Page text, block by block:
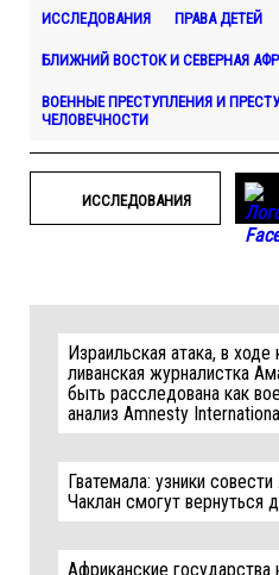
ИССЛЕДОВАНИЯ ПРАВА ДЕТЕЙ
БЛИЖНИЙ ВОСТОК И СЕВЕРНАЯ
ВОЕННЫЕ ПРЕСТУПЛЕНИЯ И
ЧЕЛОВЕЧНОСТИ
ИССЛЕДОВАНИЯ
Израильская атака, в ходе
ливанская журналистка
быть расследована как
анализ Amnesty
Гватемала: узники
Чаклан смогут
Африканские